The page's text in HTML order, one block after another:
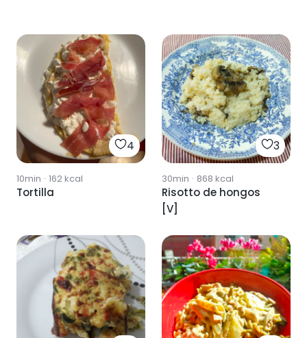
4
10min · 162kcal
Tortilla
3
30min · 868 kcal
Risotto de hongos
[V]